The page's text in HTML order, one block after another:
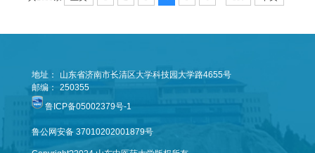
地址：
山东省济南市长清区大学科技园大学路4655号
邮编：
250355
鲁ICP备05002379号-1
鲁公网安备 37010202001879号